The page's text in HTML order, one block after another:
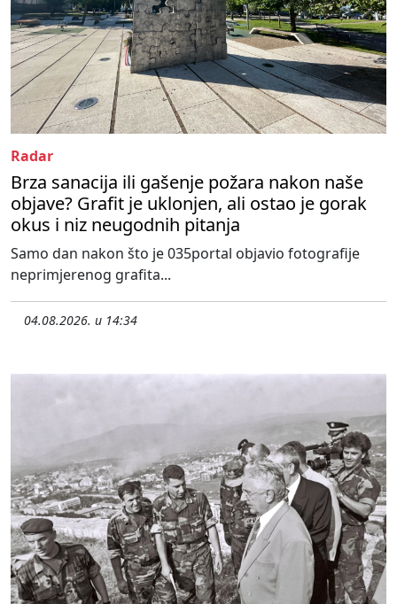
Radar
Brza sanacija ili gašenje požara nakon naše
objave? Grafit je uklonjen, ali ostao je gorak
okus i niz neugodnih pitanja
Samo dan nakon što je 035portal objavio fotografije
neprimjerenog grafita...
04.08.2026. u 14:34